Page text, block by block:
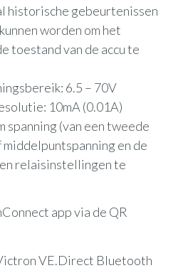
historische gebeurtenissen
worden om het
toestand van de accu te
6.5 – 70V
10mA (0.01A)
spanning (van een tweede
en de
relaisinstellingen te
app via de QR
VE.Direct Bluetooth